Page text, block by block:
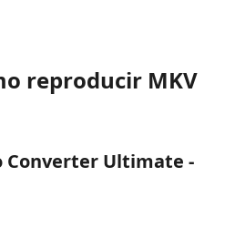
reproducir MKV
Converter Ultimate -